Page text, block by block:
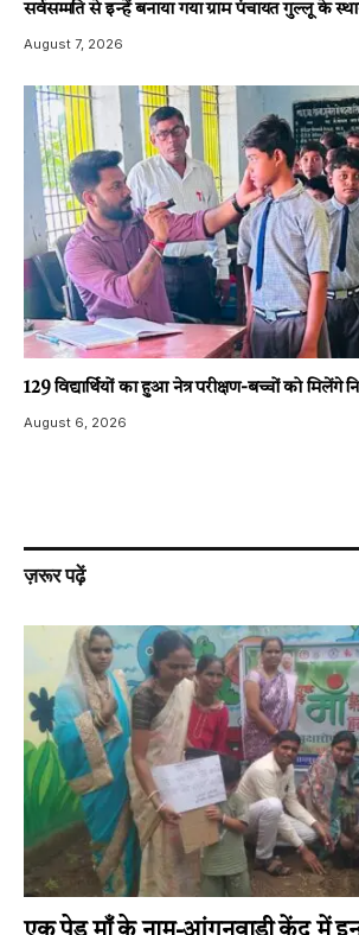
सर्वसम्मति से इन्हें बनाया गया ग्राम पंचायत गुल्लू के
August 7, 2026
129 विद्यार्थियों का हुआ नेत्र परीक्षण-बच्चों को मिलेंगे
August 6, 2026
ज़रूर पढ़ें